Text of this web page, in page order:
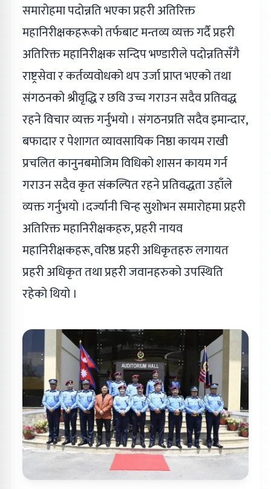
समारोहमा पदोन्नति भएका प्रहरी अतिरिक्त
महानिरीक्षकहरूको तर्फबाट मन्तव्य व्यक्त गर्दै प्रहरी
अतिरिक्त महानिरीक्षक सन्दिप भण्डारीले पदोन्नतिसँगै
राष्ट्रसेवा र कर्तव्यवोधको थप उर्जा प्राप्त भएको तथा
संगठनको श्रीवृद्धि र छवि उच्च गराउन सदैव प्रतिवद्ध
रहने विचार व्यक्त गर्नुभयो । संगठनप्रति सदैव इमान्दार,
बफादार र पेशागत व्यावसायिक निष्ठा कायम राखी
प्रचलित कानुनबमोजिम विधिको शासन कायम गर्न
गराउन सदैव कृत संकल्पित रहने प्रतिवद्धता उहाँले
व्यक्त गर्नुभयो ।दर्ज्यानी चिन्ह सुशोभन समारोहमा प्रहरी
अतिरिक्त महानिरीक्षकहरु, प्रहरी नायव
महानिरीक्षकहरू, वरिष्ठ प्रहरी अधिकृतहरु लगायत
प्रहरी अधिकृत तथा प्रहरी जवानहरुको उपस्थिति
रहेको थियो ।